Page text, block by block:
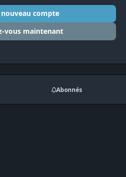
compte
vous maintenant
Abonnés